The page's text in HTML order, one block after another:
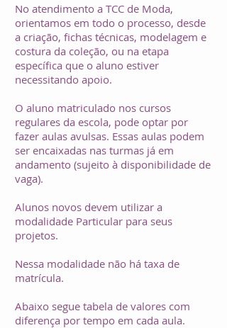
No atendimento a TCC de Moda,
orientamos em todo o processo, desde
a criação, fichas técnicas, modelagem e
costura da coleção, ou na etapa
específica que o aluno estiver
necessitando apoio.
O aluno matriculado nos cursos
regulares da escola, pode optar por
fazer aulas avulsas. Essas aulas podem
ser encaixadas nas turmas já em
andamento (sujeito à disponibilidade de
vaga).
Alunos novos devem utilizar a
modalidade Particular para seus
projetos.
Nessa modalidade não há taxa de
matrícula.
Abaixo segue tabela de valores com
diferença por tempo em cada aula.